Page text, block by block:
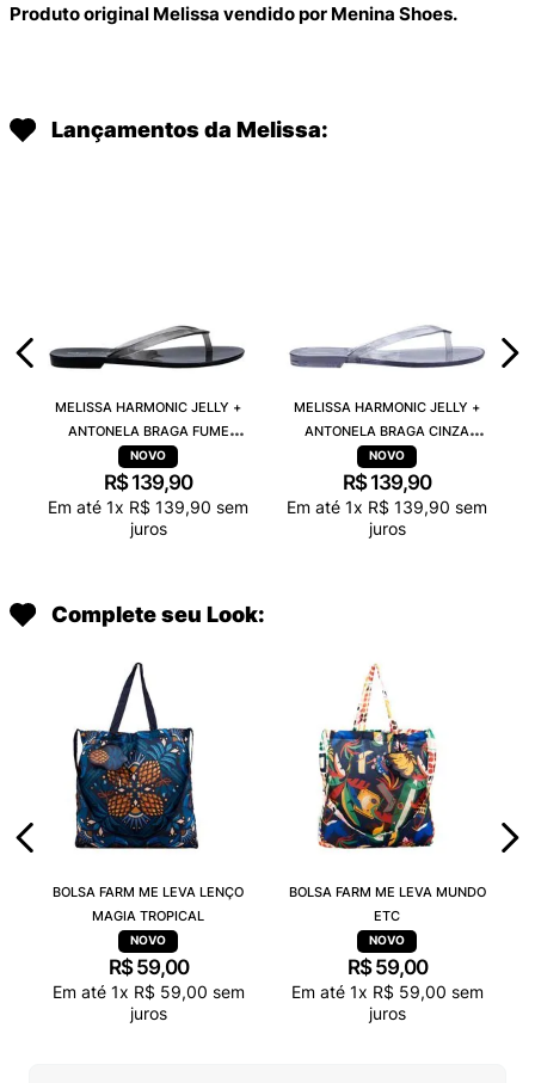
Produto original Melissa vendido por Menina Shoes.
Lançamentos da Melissa:
MELISSA HARMONIC JELLY +
ANTONELA BRAGA FUME
TRANSPARENTE 38263
R$ 139,90
Em até 1x R$ 139,90 sem
juros
MELISSA HARMONIC JELLY +
ANTONELA BRAGA CINZA
TRANSPARENTE 38263
R$ 139,90
Em até 1x R$ 139,90 sem
juros
Complete seu Look:
BOLSA FARM ME LEVA LENÇO
MAGIA TROPICAL
R$ 59,00
Em até 1x R$ 59,00 sem
juros
BOLSA FARM ME LEVA MUNDO
ETC
R$ 59,00
Em até 1x R$ 59,00 sem
juros